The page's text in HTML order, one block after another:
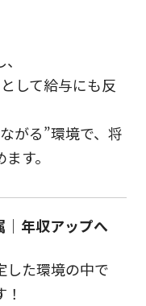
して給与にも反
がる”環境で、将
す。
｜年収アップへ
した環境の中で